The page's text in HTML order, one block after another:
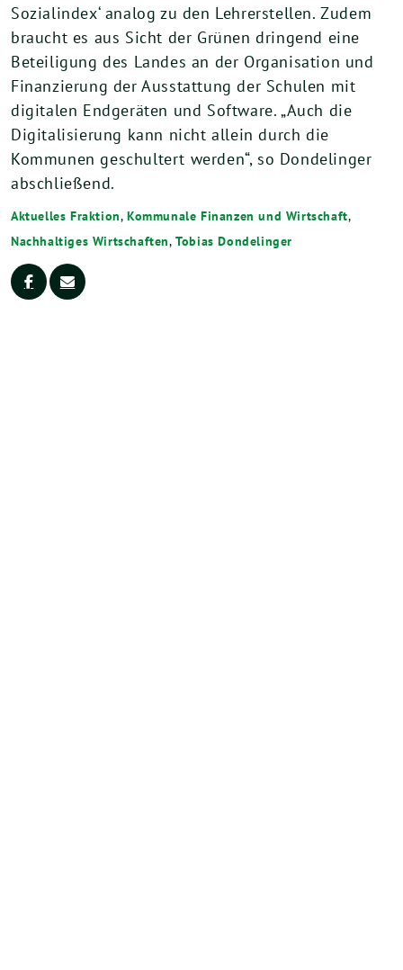
Sozialindex‘ analog zu den Lehrerstellen. Zudem
braucht es aus Sicht der Grünen dringend eine
Beteiligung des Landes an der Organisation und
Finanzierung der Ausstattung der Schulen mit
digitalen Endgeräten und Software. „Auch die
Digitalisierung kann nicht allein durch die
Kommunen geschultert werden“, so Dondelinger
abschließend.
Aktuelles Fraktion,Kommunale Finanzen und Wirtschaft,
Nachhaltiges Wirtschaften,Tobias Dondelinger